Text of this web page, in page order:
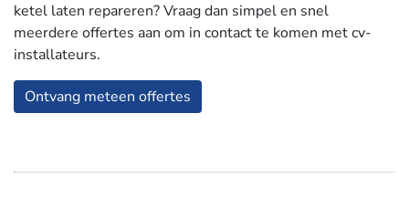
ketel laten repareren? Vraag dan simpel en snel
meerdere offertes aan om in contact te komen met cv-
installateurs.
Ontvang meteen offertes